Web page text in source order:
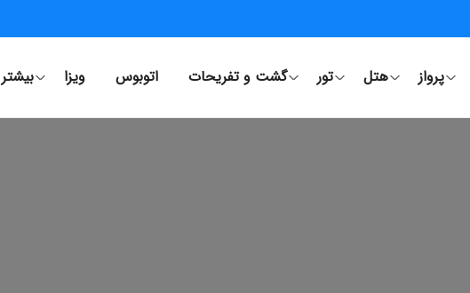
پرواز هتل تور گشت و تفریحات اتوبوس ویزا بیشتر